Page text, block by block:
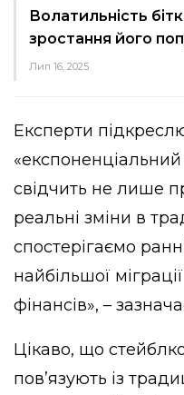
Волатильність
зростання його
Лип 16, 2025
Експерти
«експоненціальний
свідчить не лише
реальні зміни в
спостерігаємо
найбільшої міграції
фінансів», –
Цікаво, що
пов’язують із